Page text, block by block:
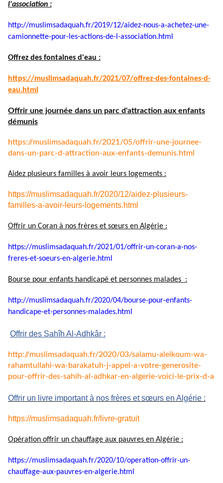
l'association :
http://muslimsadaquah.fr/2019/12/aidez-nous-a-achetez-une-
camionnette-pour-les-actions-de-l-association.html
Offrez des fontaines d'eau :
https://muslimsadaquah.fr/2021/07/offrez-des-fontaines-d-
eau.html
Offrir une journée dans un parc d'attraction aux enfants
démunis
https://muslimsadaquah.fr/2021/05/offrir-une-journee-
dans-un-parc-d-attraction-aux-enfants-demunis.html
Aidez plusieurs familles à avoir leurs logements :
https://muslimsadaquah.fr/2020/12/aidez-plusieurs-
familles-a-avoir-leurs-logements.html
Offrir un Coran à nos frères et sœurs en Algérie :
https://muslimsadaquah.fr/2021/01/offrir-un-coran-a-nos-
freres-et-soeurs-en-algerie.html
Bourse pour enfants handicapé et personnes malades :
http://muslimsadaquah.fr/2020/04/bourse-pour-enfants-
handicape-et-personnes-malades.html
Offrir des Sahîh Al-Adhkâr :
http://muslimsadaquah.fr/2020/03/salamu-aleikoum-wa-
rahamtullahi-wa-barakatuh-j-appel-a-votre-generosite-
pour-offrir-des-sahih-al-adhkar-en-algerie-voici-le-prix-d-a
Offrir un livre important à nos frères et sœurs en Algérie :
https://muslimsadaquah.fr/livre-gratuit
Opération offrir un chauffage aux pauvres en Algérie :
https://muslimsadaquah.fr/2020/10/operation-offrir-un-
chauffage-aux-pauvres-en-algerie.html